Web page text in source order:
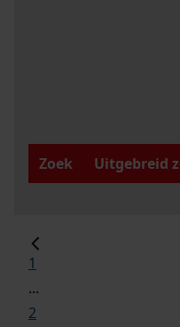
Zoek
Uitgebreid
1
...
2